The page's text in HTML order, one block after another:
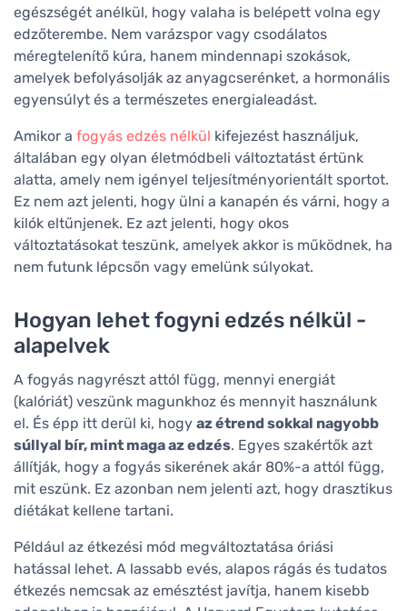
egészségét anélkül, hogy valaha is belépett volna egy
edzőterembe. Nem varázspor vagy csodálatos
méregtelenítő kúra, hanem mindennapi szokások,
amelyek befolyásolják az anyagcserénket, a hormonális
egyensúlyt és a természetes energialeadást.
Amikor a fogyás edzés nélkül kifejezést használjuk,
általában egy olyan életmódbeli változtatást értünk
alatta, amely nem igényel teljesítményorientált sportot.
Ez nem azt jelenti, hogy ülni a kanapén és várni, hogy a
kilók eltűnjenek. Ez azt jelenti, hogy okos
változtatásokat teszünk, amelyek akkor is működnek, ha
nem futunk lépcsőn vagy emelünk súlyokat.
Hogyan lehet fogyni edzés nélkül -
alapelvek
A fogyás nagyrészt attól függ, mennyi energiát
(kalóriát) veszünk magunkhoz és mennyit használunk
el. És épp itt derül ki, hogy az étrend sokkal nagyobb
súllyal bír, mint maga az edzés. Egyes szakértők azt
állítják, hogy a fogyás sikerének akár 80%-a attól függ,
mit eszünk. Ez azonban nem jelenti azt, hogy drasztikus
diétákat kellene tartani.
Például az étkezési mód megváltoztatása óriási
hatással lehet. A lassabb evés, alapos rágás és tudatos
étkezés nemcsak az emésztést javítja, hanem kisebb